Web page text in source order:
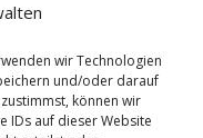
wir Technologien
und/oder darauf
können wir
IDs auf dieser Website
(6.59 km)
(6.72 km)
Vorpommern